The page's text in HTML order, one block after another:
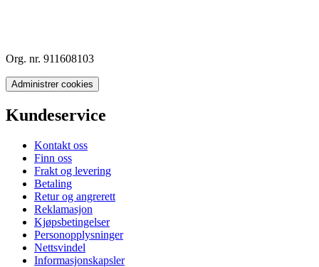
Org. nr. 911608103
Administrer cookies
Kundeservice
Kontakt oss
Finn oss
Frakt og levering
Betaling
Retur og angrerett
Reklamasjon
Kjøpsbetingelser
Personopplysninger
Nettsvindel
Informasjonskapsler